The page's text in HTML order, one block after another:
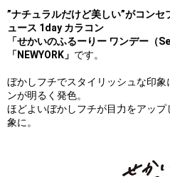
”ナチュラルだけど美しい”がコン
ュース 1day カラコン
「せかいのふるーりー ワンデー（
「NEWYORK」 です。
ぼかしフチでスタイリッシュな印
ンが明るく発色。
ほどよいぼかしフチが目力をアッ
象に。